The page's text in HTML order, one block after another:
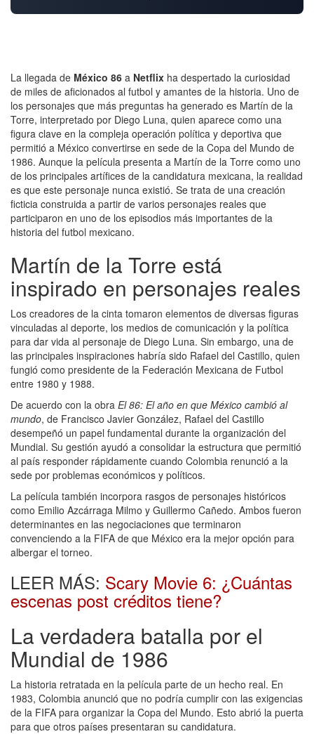
La llegada de México 86 a Netflix ha despertado la curiosidad
de miles de aficionados al futbol y amantes de la historia. Uno de
los personajes que más preguntas ha generado es Martín de la
Torre, interpretado por Diego Luna, quien aparece como una
figura clave en la compleja operación política y deportiva que
permitió a México convertirse en sede de la Copa del Mundo de
1986. Aunque la película presenta a Martín de la Torre como uno
de los principales artífices de la candidatura mexicana, la realidad
es que este personaje nunca existió. Se trata de una creación
ficticia construida a partir de varios personajes reales que
participaron en uno de los episodios más importantes de la
historia del futbol mexicano.
Martín de la Torre está
inspirado en personajes reales
Los creadores de la cinta tomaron elementos de diversas figuras
vinculadas al deporte, los medios de comunicación y la política
para dar vida al personaje de Diego Luna. Sin embargo, una de
las principales inspiraciones habría sido Rafael del Castillo, quien
fungió como presidente de la Federación Mexicana de Futbol
entre 1980 y 1988.
De acuerdo con la obra El 86: El año en que México cambió al
mundo, de Francisco Javier González, Rafael del Castillo
desempeñó un papel fundamental durante la organización del
Mundial. Su gestión ayudó a consolidar la estructura que permitió
al país responder rápidamente cuando Colombia renunció a la
sede por problemas económicos y políticos.
La película también incorpora rasgos de personajes históricos
como Emilio Azcárraga Milmo y Guillermo Cañedo. Ambos fueron
determinantes en las negociaciones que terminaron
convenciendo a la FIFA de que México era la mejor opción para
albergar el torneo.
LEER MÁS: Scary Movie 6: ¿Cuántas
escenas post créditos tiene?
La verdadera batalla por el
Mundial de 1986
La historia retratada en la película parte de un hecho real. En
1983, Colombia anunció que no podría cumplir con las exigencias
de la FIFA para organizar la Copa del Mundo. Esto abrió la puerta
para que otros países presentaran su candidatura.